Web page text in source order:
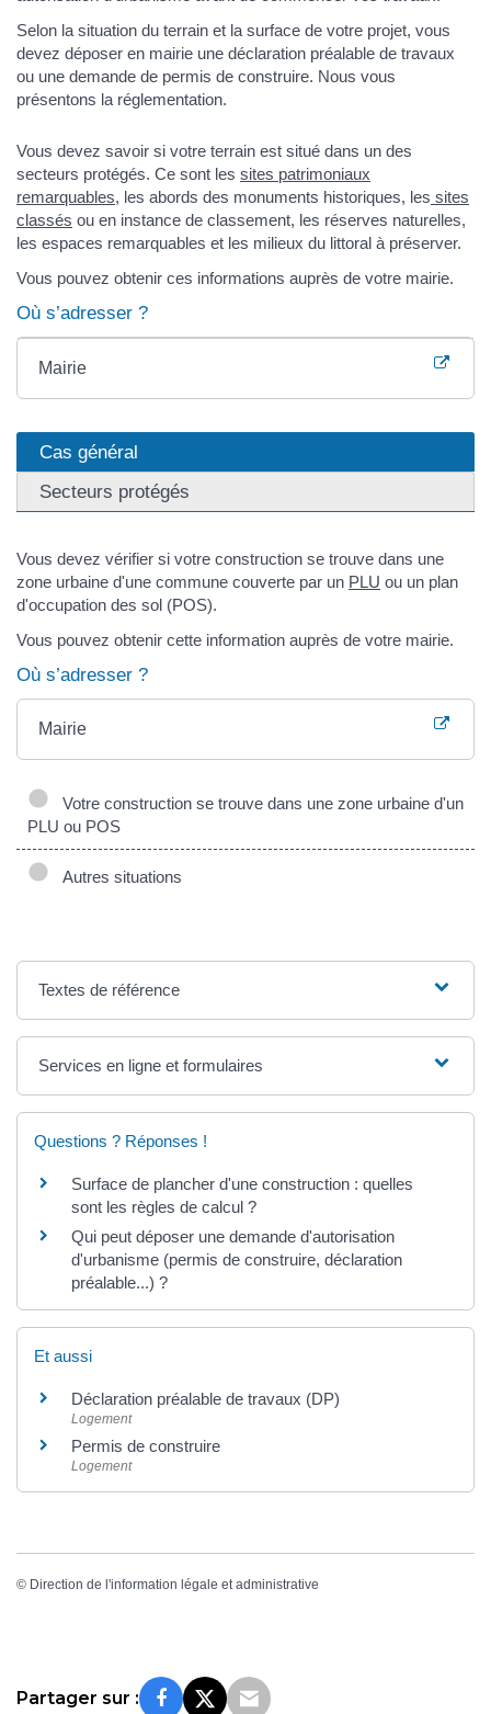
Selon la situation du terrain et la surface de votre projet, vous
devez déposer en mairie une déclaration préalable de travaux
ou une demande de permis de construire. Nous vous
présentons la réglementation.
Vous devez savoir si votre terrain est situé dans un des
secteurs protégés. Ce sont les sites patrimoniaux
remarquables, les abords des monuments historiques, les sites
classés ou en instance de classement, les réserves naturelles,
les espaces remarquables et les milieux du littoral à préserver.
Vous pouvez obtenir ces informations auprès de votre mairie.
Où s’adresser ?
Mairie
Cas général
Secteurs protégés
Vous devez vérifier si votre construction se trouve dans une
zone urbaine d'une commune couverte par un PLU ou un plan
d'occupation des sol (POS).
Vous pouvez obtenir cette information auprès de votre mairie.
Où s’adresser ?
Mairie
Votre construction se trouve dans une zone urbaine d'un
PLU ou POS
Autres situations
Textes de référence
Services en ligne et formulaires
Questions ? Réponses !
Surface de plancher d'une construction : quelles
sont les règles de calcul ?
Qui peut déposer une demande d'autorisation
d'urbanisme (permis de construire, déclaration
préalable...) ?
Et aussi
Déclaration préalable de travaux (DP)
Logement
Permis de construire
Logement
© Direction de l'information légale et administrative
Partager sur :